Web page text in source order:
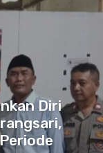
Diri